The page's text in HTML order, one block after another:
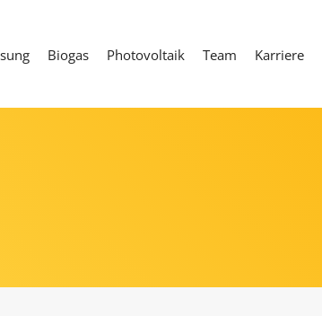
Biogas Photovoltaik Team Karriere